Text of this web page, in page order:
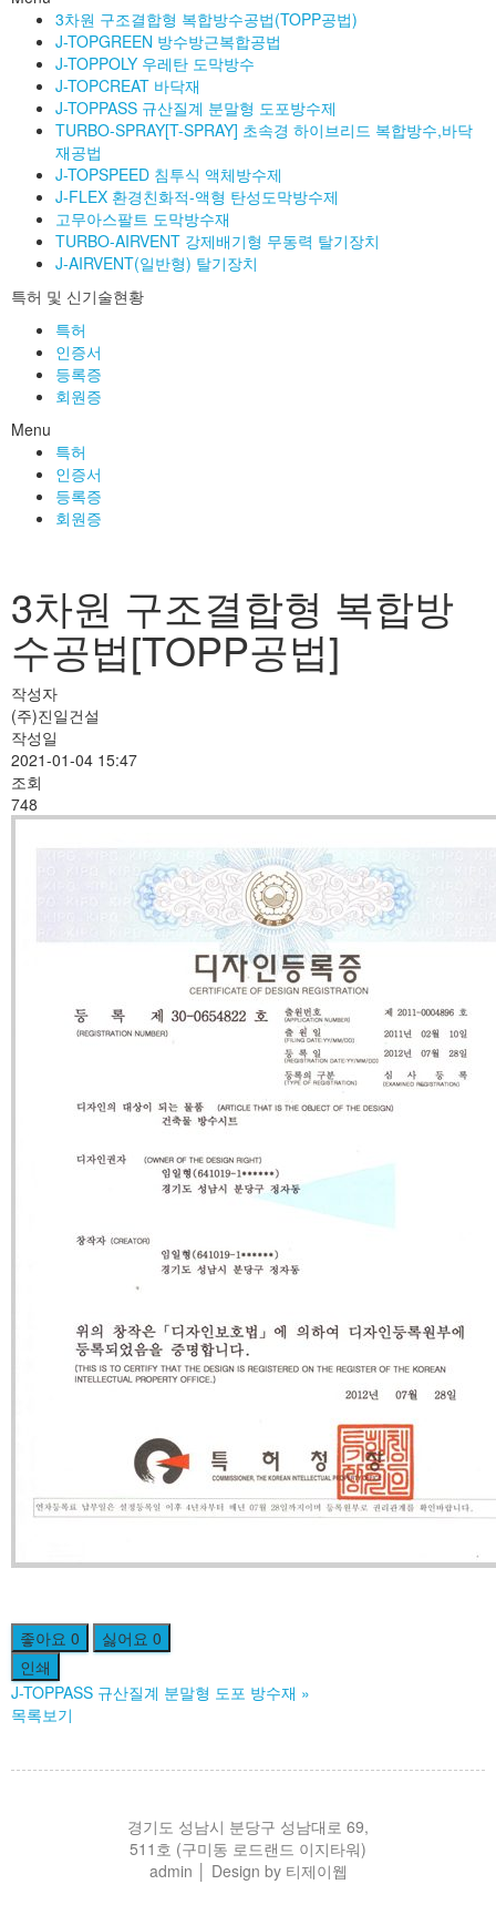
3차원 구조결합형 복합방수공법(TOPP공법)
J-TOPGREEN 방수방근복합공법
J-TOPPOLY 우레탄 도막방수
J-TOPCREAT 바닥재
J-TOPPASS 규산질계 분말형 도포방수제
TURBO-SPRAY[T-SPRAY] 초속경 하이브리드 복합방수,바닥
재공법
J-TOPSPEED 침투식 액체방수제
J-FLEX 환경친화적-액형 탄성도막방수제
고무아스팔트 도막방수재
TURBO-AIRVENT 강제배기형 무동력 탈기장치
J-AIRVENT(일반형) 탈기장치
특허 및 신기술현황
특허
인증서
등록증
회원증
Menu
특허
인증서
등록증
회원증
3차원 구조결합형 복합방
수공법[TOPP공법]
작성자
(주)진일건설
작성일
2021-01-04 15:47
조회
748
좋아요 0 싫어요 0
인쇄
J-TOPPASS 규산질계 분말형 도포 방수재 »
목록보기
경기도 성남시 분당구 성남대로 69,
511호 (구미동 로드랜드 이지타워)
admin │ Design by 티제이웹